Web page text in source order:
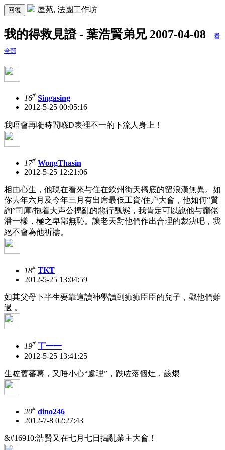
回復 屋苑, 法團工作坊
我的得救見證 - 葉浩賢弟兄 2007-04-08 看
全部
16# Singasing
2012-5-25 00:05:16
我唔會再嘥時間喺D表裡不一的下流人身上！
17# WongThasin
2012-5-25 12:21:06
相由心生，他現在看來与住在欽州街天橋底的留浪漢無異。如
你去年六月及今年三月有出席最低工資/住户大會，他如何“質
詢”司庫/拖着大声公搗亂的惡行醜態，我肯定可以說他与癲佬
潘一樣，極之卑鄙無恥。讓老天對他們作出合理的裁決吧，我
絕不會為他祈禱。
18# TKT
2012-5-25 13:04:59
如其父母下半生要靠這讀神學讀到癲癲臣臣的兒子，戥他們難
過 。
19# 丁一一
2012-5-25 13:41:25
生咗舊蕃薯，又唔小心“處理”，跌咗落個灶，該煨
20# dino246
2012-7-8 02:27:43
&#16910;浩賢又在七月七日搗亂業主大會！